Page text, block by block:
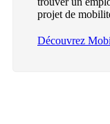
projet de
Découvrez